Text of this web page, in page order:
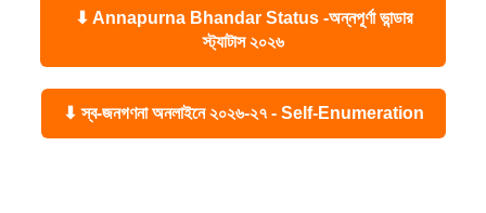
⬇ Annapurna Bhandar Status -অন্নপূর্ণা ভান্ডার
স্ট্যাটাস ২০২৬
⬇ স্ব-জনগণনা অনলাইনে ২০২৬-২৭ - Self-Enumeration